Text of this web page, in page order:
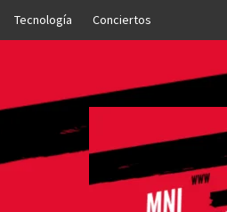
Tecnología Conciertos